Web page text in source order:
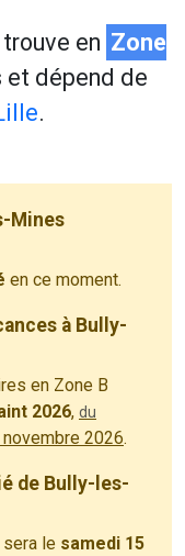
en Zone
et dépend de
.
Mines
en ce moment.
à Bully-
en Zone B
2026, du
novembre 2026.
de Bully-les-
le samedi 15